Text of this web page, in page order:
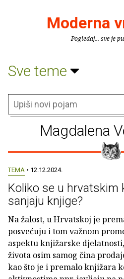
Moderna
Pogledaj... sve je
Sve teme
Magdalena
TEMA • 12.12.2024.
Koliko se u hrvatskim
sanjaju knjige?
Na žalost, u Hrvatskoj je
posvećuju i tom važnom
aspektu knjižarske
života osim samog čina
kao što je i premalo knjižara